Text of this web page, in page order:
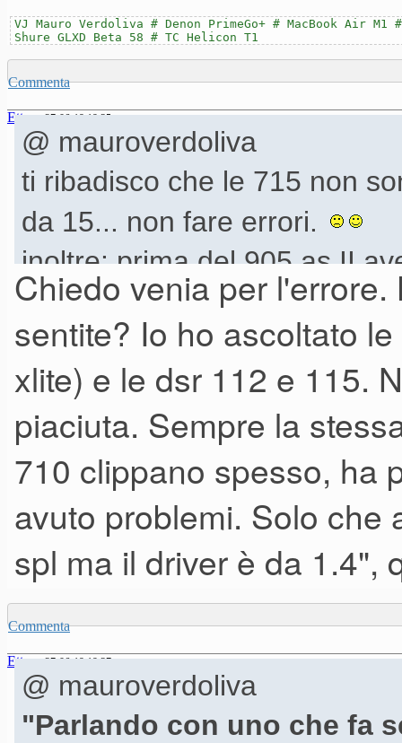
VJ Mauro Verdoliva # Denon PrimeGo+ # MacBook Air
Shure GLXD Beta 58 # TC Helicon T1
Commenta
Ettore 27-06-19 19.35
@ mauroverdoliva
ti ribadisco che le 715 non
da 15... non fare errori.
inoltre: prima del 905 as II
come potenza non e' tanto
quest'ultimo secondo me
ma se trovi un buon usato
a condizione che tu abbia
discorso precedente oramai
Chiedo venia per
sentite? Io ho ascoltato
xlite) e le dsr 112 e 115.
piaciuta. Sempre la
710 clippano spesso, ha
avuto problemi. Solo che
spl ma il driver è da 1.4",
Commenta
Ettore 27-06-19 19.37
@ mauroverdoliva
"Parlando con uno che fa